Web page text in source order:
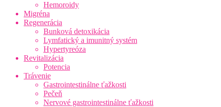
Hemoroidy
Migréna
Regenerácia
Bunková detoxikácia
Lymfatický a imunitný systém
Hypertyreóza
Revitalizácia
Potencia
Trávenie
Gastrointestinálne ťažkosti
Pečeň
Nervové gastrointestinálne ťažkosti